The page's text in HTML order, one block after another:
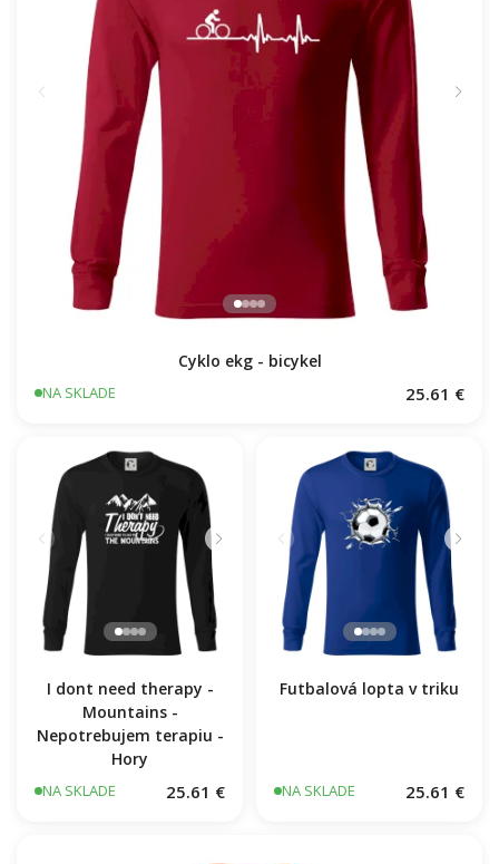
Cyklo ekg - bicykel
NA SKLADE 25.61 €
I dont need therapy -
Mountains -
Nepotrebujem terapiu -
Hory
NA SKLADE 25.61 €
Futbalová lopta v triku
NA SKLADE 25.61 €